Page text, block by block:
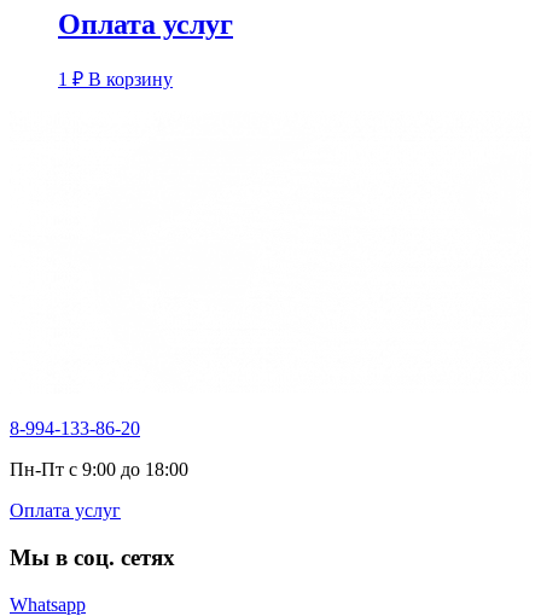
Оплата услуг
1 ₽ В корзину
8-994-133-86-20
Пн-Пт с 9:00 до 18:00
Оплата услуг
Мы в соц. сетях
Whatsapp